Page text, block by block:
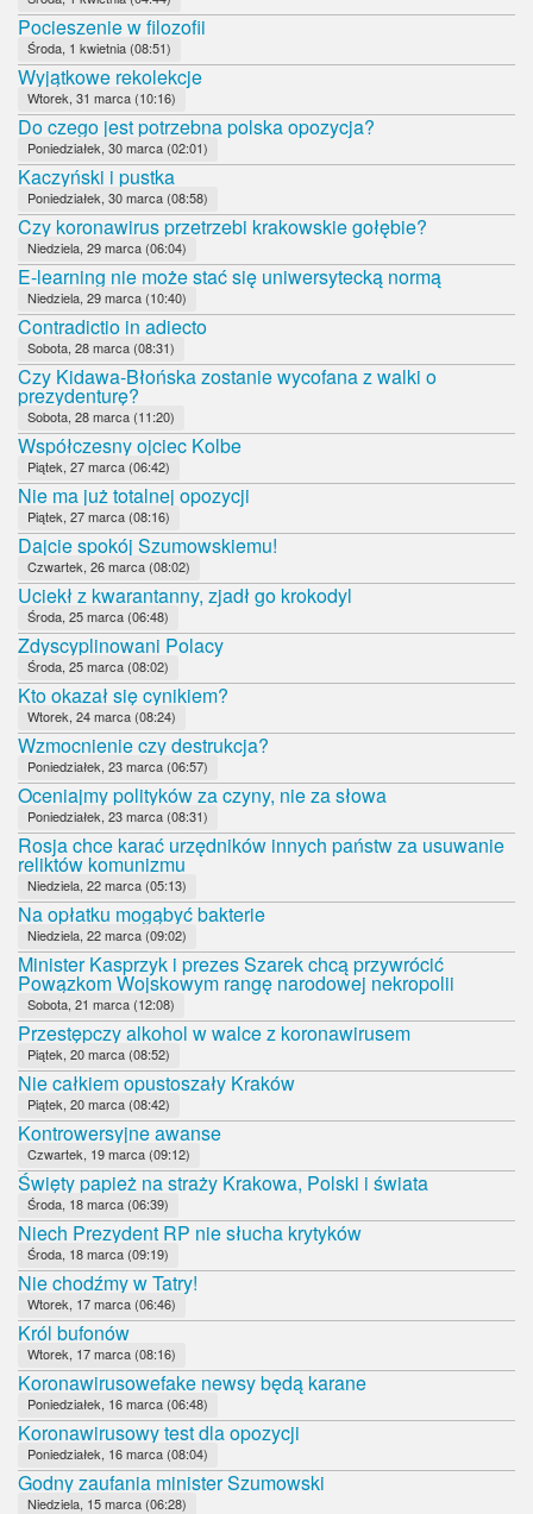
Pocieszenie w filozofii
Środa, 1 kwietnia (08:51)
Wyjątkowe rekolekcje
Wtorek, 31 marca (10:16)
Do czego jest potrzebna polska opozycja?
Poniedziałek, 30 marca (02:01)
Kaczyński i pustka
Poniedziałek, 30 marca (08:58)
Czy koronawirus przetrzebi krakowskie gołębie?
Niedziela, 29 marca (06:04)
E-learning nie może stać się uniwersytecką normą
Niedziela, 29 marca (10:40)
Contradictio in adiecto
Sobota, 28 marca (08:31)
Czy Kidawa-Błońska zostanie wycofana z walki o
prezydenturę?
Sobota, 28 marca (11:20)
Współczesny ojciec Kolbe
Piątek, 27 marca (06:42)
Nie ma już totalnej opozycji
Piątek, 27 marca (08:16)
Dajcie spokój Szumowskiemu!
Czwartek, 26 marca (08:02)
Uciekł z kwarantanny, zjadł go krokodyl
Środa, 25 marca (06:48)
Zdyscyplinowani Polacy
Środa, 25 marca (08:02)
Kto okazał się cynikiem?
Wtorek, 24 marca (08:24)
Wzmocnienie czy destrukcja?
Poniedziałek, 23 marca (06:57)
Oceniajmy polityków za czyny, nie za słowa
Poniedziałek, 23 marca (08:31)
Rosja chce karać urzędników innych państw za usuwanie
reliktów komunizmu
Niedziela, 22 marca (05:13)
Na opłatku mogąbyć bakterie
Niedziela, 22 marca (09:02)
Minister Kasprzyk i prezes Szarek chcą przywrócić
Powązkom Wojskowym rangę narodowej nekropolii
Sobota, 21 marca (12:08)
Przestępczy alkohol w walce z koronawirusem
Piątek, 20 marca (08:52)
Nie całkiem opustoszały Kraków
Piątek, 20 marca (08:42)
Kontrowersyjne awanse
Czwartek, 19 marca (09:12)
Święty papież na straży Krakowa, Polski i świata
Środa, 18 marca (06:39)
Niech Prezydent RP nie słucha krytyków
Środa, 18 marca (09:19)
Nie chodźmy w Tatry!
Wtorek, 17 marca (06:46)
Król bufonów
Wtorek, 17 marca (08:16)
Koronawirusowefake newsy będą karane
Poniedziałek, 16 marca (06:48)
Koronawirusowy test dla opozycji
Poniedziałek, 16 marca (08:04)
Godny zaufania minister Szumowski
Niedziela, 15 marca (06:28)